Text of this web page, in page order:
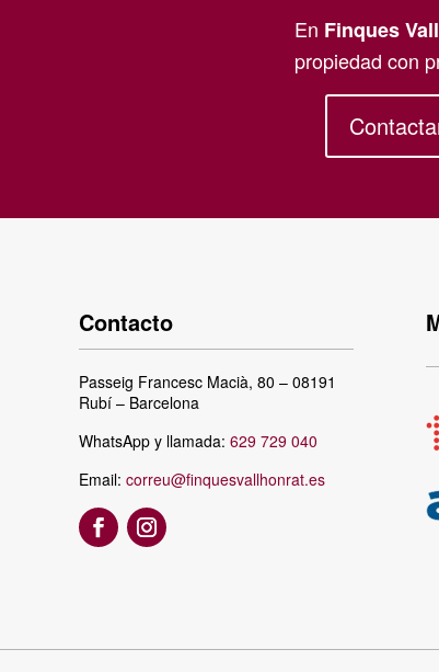
En Finques
propiedad con
Contacto
Passeig Francesc Macià, 80 – 08191
Rubí – Barcelona
WhatsApp y llamada: 629 729 040
Email: correu@finquesvallhonrat.es